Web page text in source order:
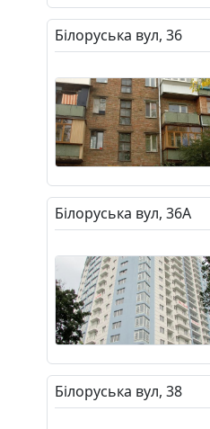
Білоруська вул, 36
Білоруська вул, 36А
Білоруська вул, 38